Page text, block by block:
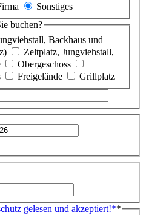
Sonstiges
buchen?
Backhaus und
Zeltplatz, Jungviehstall,
Obergeschoss
Freigelände
Grillplatz
gelesen und akzeptiert!**